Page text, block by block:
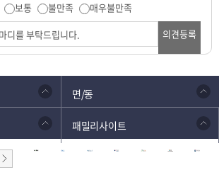
보통 불만족
매우불만족
의견등록
면/동
패밀리사이트